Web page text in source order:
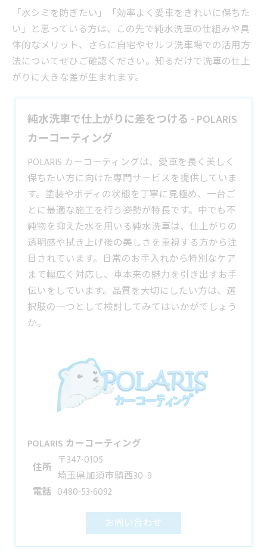
「水シミを防ぎたい」「効率よく愛車をきれいに保ちた
い」と思っている方は、この先で純水洗車の仕組みや具
体的なメリット、さらに自宅やセルフ洗車場での活用方
法についてぜひご確認ください。知るだけで洗車の仕上
がりに大きな差が生まれます。
純水洗車で仕上がりに差をつける - POLARIS
カーコーティング
POLARIS カーコーティングは、愛車を長く美しく
保ちたい方に向けた専門サービスを提供していま
す。塗装やボディの状態を丁寧に見極め、一台ご
とに最適な施工を行う姿勢が特長です。中でも不
純物を抑えた水を用いる純水洗車は、仕上がりの
透明感や拭き上げ後の美しさを重視する方から注
目されています。日常のお手入れから特別なケア
まで幅広く対応し、車本来の魅力を引き出すお手
伝いをしています。品質を大切にしたい方は、選
択肢の一つとして検討してみてはいかがでしょう
か。
POLARIS カーコーティング
住所 〒347-0105
埼玉県加須市騎西30−9
電話 0480-53-6092
お問い合わせ